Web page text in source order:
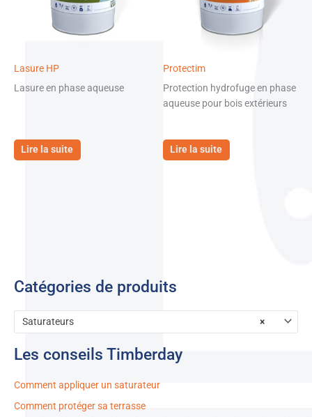
Catégories de produits
×
Saturateurs
Les conseils Timberday
Comment appliquer un saturateur
Comment protéger sa terrasse
Lasure HP
Lasure en phase aqueuse
Lire la suite
Protectim
Protection hydrofuge en phase
aqueuse pour bois extérieurs
Lire la suite